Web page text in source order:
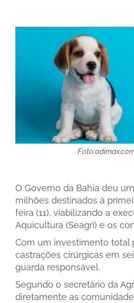
Foto:
O Governo da Bahia deu
milhões destinados à
feira (11), viabilizando a
Aquicultura (Seagri) e os
Com um investimento total
castrações cirúrgicas em
guarda responsável.
Segundo o secretário da
diretamente as